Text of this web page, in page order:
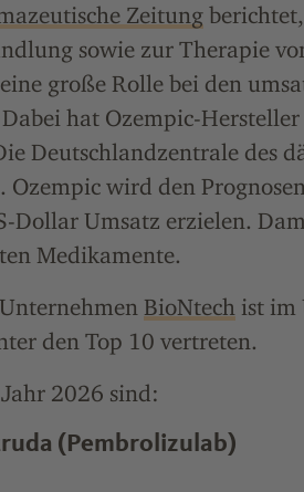
Zeitung
sowie zur Therapie
große Rolle bei den
hat Ozempic-Hersteller
Deutschlandzentrale des
Ozempic wird den
Dollar Umsatz erzielen.
Medikamente.
BioNtechist im
den Top 10 vertreten.
2026 sind:
(Pembrolizulab)